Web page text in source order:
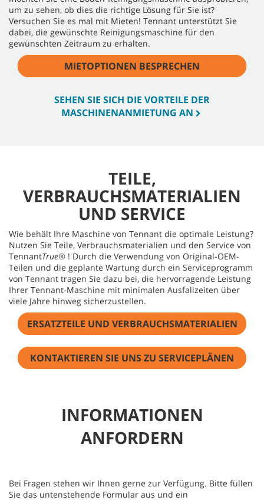
um zu sehen, ob dies die richtige Lösung für Sie ist?
Versuchen Sie es mal mit Mieten! Tennant unterstützt Sie
dabei, die gewünschte Reinigungsmaschine für den
gewünschten Zeitraum zu erhalten.
MIETOPTIONEN BESPRECHEN
SEHEN SIE SICH DIE VORTEILE DER
MASCHINENANMIETUNG AN
TEILE,
VERBRAUCHSMATERIALIEN
UND SERVICE
Wie behält Ihre Maschine von Tennant die optimale Leistung?
Nutzen Sie Teile, Verbrauchsmaterialien und den Service von
TennantTrue® ! Durch die Verwendung von Original-OEM-
Teilen und die geplante Wartung durch ein Serviceprogramm
von Tennant tragen Sie dazu bei, die hervorragende Leistung
Ihrer Tennant-Maschine mit minimalen Ausfallzeiten über
viele Jahre hinweg sicherzustellen.
ERSATZTEILE UND VERBRAUCHSMATERIALIEN
KONTAKTIEREN SIE UNS ZU SERVICEPLÄNEN
INFORMATIONEN
ANFORDERN
Bei Fragen stehen wir Ihnen gerne zur Verfügung. Bitte füllen
Sie das untenstehende Formular aus und ein